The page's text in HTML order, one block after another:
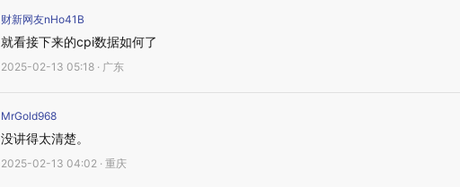
财新网友nHo41B
就看接下来的cpi数据如何了
2025-02-13 05:18 · 广东
MrGold968
没讲得太清楚。
2025-02-13 04:02 · 重庆